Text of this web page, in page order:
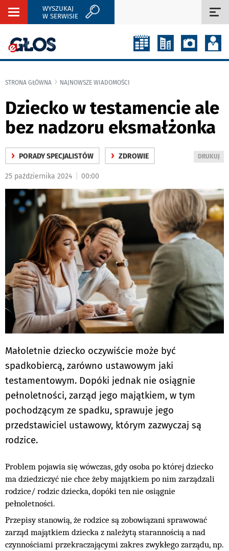
Rozwiń
WYSZUKAJ
W SERWISIE
STRONA GŁÓWNA NAJNOWSZE WIADOMOŚCI
Dziecko w testamencie ale
bez nadzoru eksmałżonka
› PORADY SPECJALISTÓW › ZDROWIE
WYDRUKUJ
DRUKUJ
25 października 2024 00:00
Małoletnie dziecko oczywiście może być
spadkobiercą, zarówno ustawowym jaki
testamentowym. Dopóki jednak nie osiągnie
pełnoletności, zarząd jego majątkiem, w tym
pochodzącym ze spadku, sprawuje jego
przedstawiciel ustawowy, którym zazwyczaj są
rodzice.
Problem pojawia się wówczas, gdy osoba po której dziecko
ma dziedziczyć nie chce żeby majątkiem po nim zarządzali
rodzice/ rodzic dziecka, dopóki ten nie osiągnie
pełnoletności.
Przepisy stanowią, że rodzice są zobowiązani sprawować
zarząd majątkiem dziecka z należytą starannością a nad
czynnościami przekraczającymi zakres zwykłego zarządu, np.